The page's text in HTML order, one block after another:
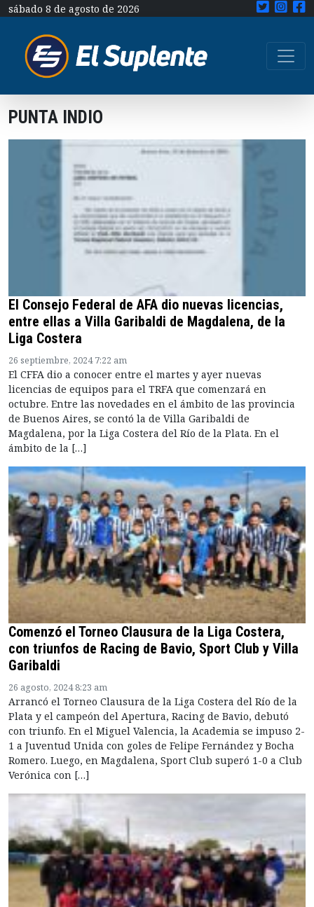
sábado 8 de agosto de 2026
PUNTA INDIO
El Consejo Federal de AFA dio nuevas licencias,
entre ellas a Villa Garibaldi de Magdalena, de la
Liga Costera
26 septiembre, 2024 7:22 am
El CFFA dio a conocer entre el martes y ayer nuevas
licencias de equipos para el TRFA que comenzará en
octubre. Entre las novedades en el ámbito de las provincia
de Buenos Aires, se contó la de Villa Garibaldi de
Magdalena, por la Liga Costera del Río de la Plata. En el
ámbito de la […]
Comenzó el Torneo Clausura de la Liga Costera,
con triunfos de Racing de Bavio, Sport Club y Villa
Garibaldi
26 agosto, 2024 8:23 am
Arrancó el Torneo Clausura de la Liga Costera del Río de la
Plata y el campeón del Apertura, Racing de Bavio, debutó
con triunfo. En el Miguel Valencia, la Academia se impuso 2-
1 a Juventud Unida con goles de Felipe Fernández y Bocha
Romero. Luego, en Magdalena, Sport Club superó 1-0 a Club
Verónica con […]